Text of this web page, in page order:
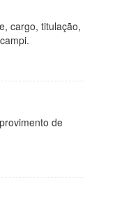
cargo, titulação,
de